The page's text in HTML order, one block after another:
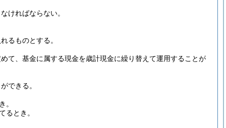
ければならない。
るものとする。
て、基金に属する現金を歳計現金に繰り替えて運用することが
できる。
。
るとき。